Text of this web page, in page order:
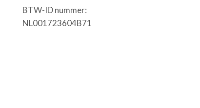
BTW-ID nummer:
NL001723604B71